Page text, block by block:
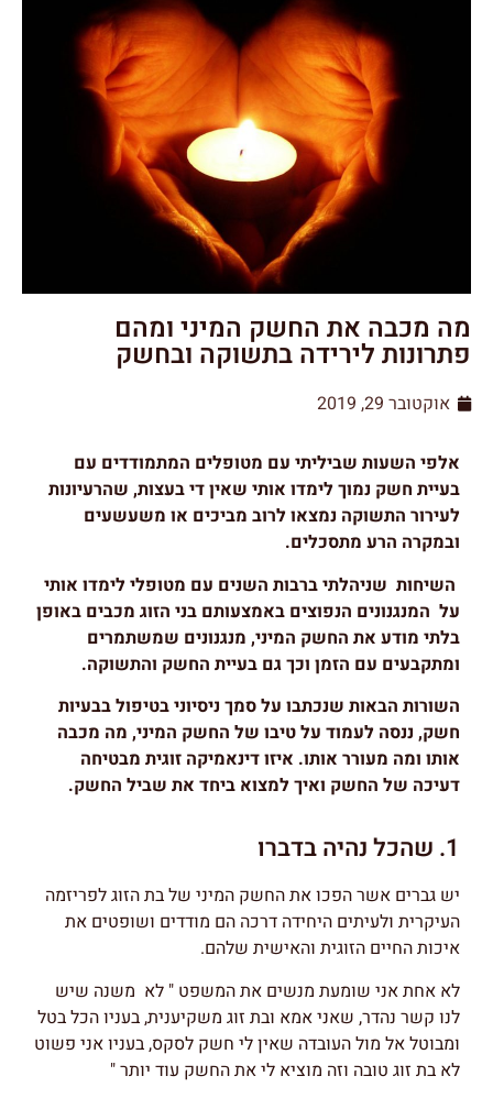
מה מכבה את החשק המיני ומהם
פתרונות לירידה בתשוקה ובחשק
אוקטובר 29, 2019
אלפי השעות שביליתי עם מטופלים המתמודדים עם
בעיית חשק נמוך לימדו אותי שאין די בעצות, שהרעיונות
לעירור התשוקה נמצאו לרוב מביכים או משעשעים
ובמקרה הרע מתסכלים.
השיחות שניהלתי ברבות השנים עם מטופלי לימדו אותי
על המנגנונים הנפוצים באמצעותם בני הזוג מכבים באופן
בלתי מודע את החשק המיני, מנגנונים שמשתמרים
ומתקבעים עם הזמן וכך גם בעיית החשק והתשוקה.
השורות הבאות שנכתבו על סמך ניסיוני בטיפול בבעיות
חשק, ננסה לעמוד על טיבו של החשק המיני, מה מכבה
אותו ומה מעורר אותו. איזו דינאמיקה זוגית מבטיחה
דעיכה של החשק ואיך למצוא ביחד את שביל החשק.
1. שהכל נהיה בדברו
יש גברים אשר הפכו את החשק המיני של בת הזוג לפריזמה
העיקרית ולעיתים היחידה דרכה הם מודדים ושופטים את
איכות החיים הזוגית והאישית שלהם.
לא אחת אני שומעת מנשים את המשפט " לא משנה שיש
לנו קשר נהדר, שאני אמא ובת זוג משקיענית, בעניו הכל בטל
ומבוטל אל מול העובדה שאין לי חשק לסקס, בעניו אני פשוט
לא בת זוג טובה וזה מוציא לי את החשק עוד יותר "